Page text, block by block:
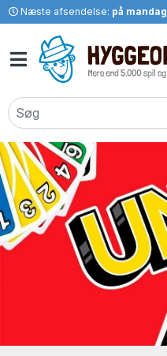
Næste afsendelse: på mandag